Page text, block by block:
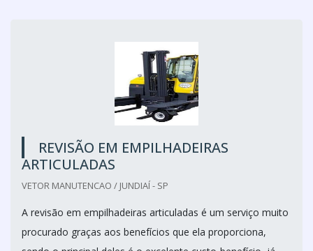
REVISÃO EM EMPILHADEIRAS
ARTICULADAS
VETOR MANUTENCAO / JUNDIAÍ - SP
A revisão em empilhadeiras articuladas é um serviço muito
procurado graças aos benefícios que ela proporciona,